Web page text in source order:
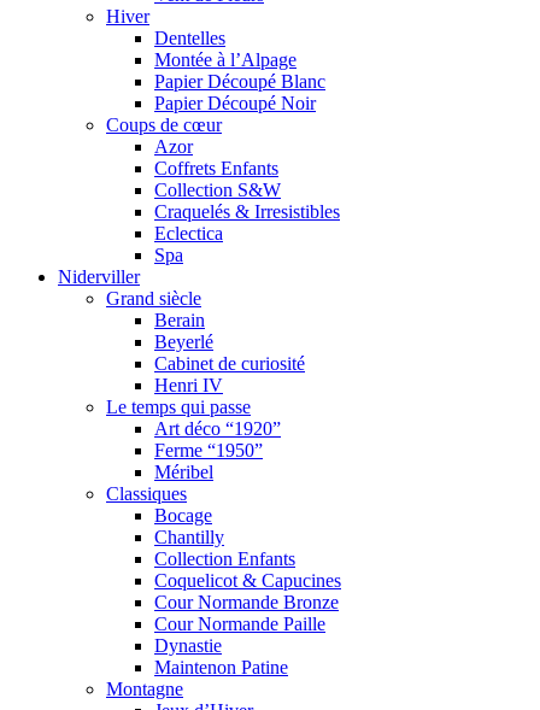
Hiver
Dentelles
Montée à l’Alpage
Papier Découpé Blanc
Papier Découpé Noir
Coups de cœur
Azor
Coffrets Enfants
Collection S&W
Craquelés & Irresistibles
Eclectica
Spa
Niderviller
Grand siècle
Berain
Beyerlé
Cabinet de curiosité
Henri IV
Le temps qui passe
Art déco “1920”
Ferme “1950”
Méribel
Classiques
Bocage
Chantilly
Collection Enfants
Coquelicot & Capucines
Cour Normande Bronze
Cour Normande Paille
Dynastie
Maintenon Patine
Montagne